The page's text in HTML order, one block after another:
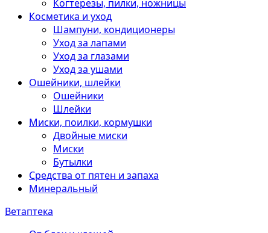
Когтерезы, пилки, ножницы
Косметика и уход
Шампуни, кондиционеры
Уход за лапами
Уход за глазами
Уход за ушами
Ошейники, шлейки
Ошейники
Шлейки
Миски, поилки, кормушки
Двойные миски
Миски
Бутылки
Средства от пятен и запаха
Минеральный
Ветаптека